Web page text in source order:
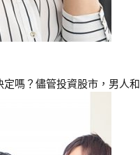
嗎？儘管投資股市，男